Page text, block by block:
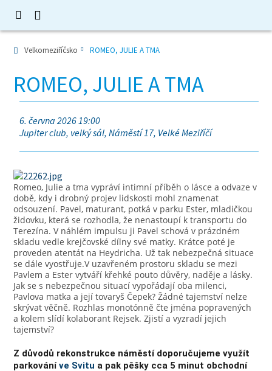
Velkomeziříčsko ROMEO, JULIE A TMA
ROMEO, JULIE A TMA
6. června 2026 19:00
Jupiter club, velký sál, Náměstí 17, Velké Meziříčí
Romeo, Julie a tma vypráví intimní příběh o lásce a odvaze v
době, kdy i drobný projev lidskosti mohl znamenat
odsouzení. Pavel, maturant, potká v parku Ester, mladičkou
židovku, která se rozhodla, že nenastoupí k transportu do
Terezína. V náhlém impulsu ji Pavel schová v prázdném
skladu vedle krejčovské dílny své matky. Krátce poté je
proveden atentát na Heydricha. Už tak nebezpečná situace
se dále vyostřuje.V uzavřeném prostoru skladu se mezi
Pavlem a Ester vytváří křehké pouto důvěry, naděje a lásky.
Jak se s nebezpečnou situací vypořádají oba milenci,
Pavlova matka a její tovaryš Čepek? Žádné tajemství nelze
skrývat věčně. Rozhlas monotónně čte jména popravených
a kolem slídí kolaborant Rejsek. Zjistí a vyzradí jejich
tajemství?
Z důvodů rekonstrukce náměstí doporučujeme využít
parkováníve Svitu a pak pěšky cca 5 minut obchodní